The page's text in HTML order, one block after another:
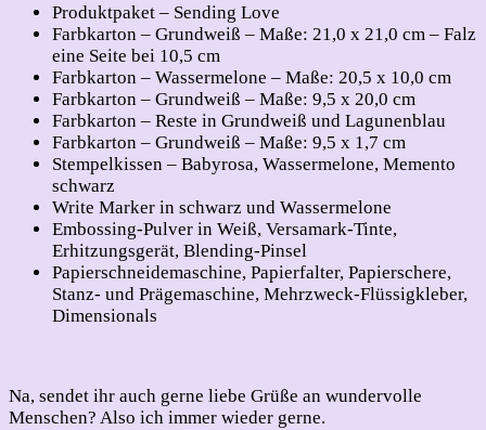
Produktpaket – Sending Love
Farbkarton – Grundweiß – Maße: 21,0 x 21,0 cm – Falz
eine Seite bei 10,5 cm
Farbkarton – Wassermelone – Maße: 20,5 x 10,0 cm
Farbkarton – Grundweiß – Maße: 9,5 x 20,0 cm
Farbkarton – Reste in Grundweiß und Lagunenblau
Farbkarton – Grundweiß – Maße: 9,5 x 1,7 cm
Stempelkissen – Babyrosa, Wassermelone, Memento
schwarz
Write Marker in schwarz und Wassermelone
Embossing-Pulver in Weiß, Versamark-Tinte,
Erhitzungsgerät, Blending-Pinsel
Papierschneidemaschine, Papierfalter, Papierschere,
Stanz- und Prägemaschine, Mehrzweck-Flüssigkleber,
Dimensionals
Na, sendet ihr auch gerne liebe Grüße an wundervolle
Menschen? Also ich immer wieder gerne.